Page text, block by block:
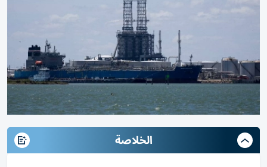
الخلاصة